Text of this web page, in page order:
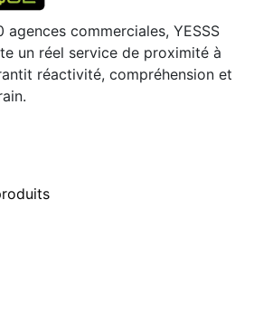
commerciales, YESSS
un réel service de proximité à
réactivité, compréhension et